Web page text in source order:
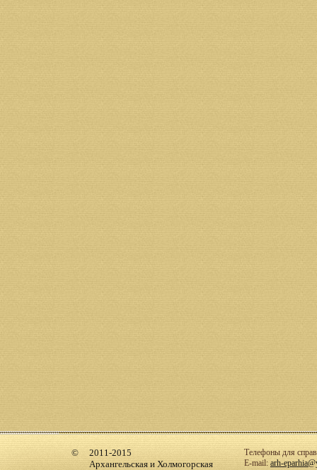
2011-2015
Архангельская и Холмогорская
Телефоны для
E-mail: arh-